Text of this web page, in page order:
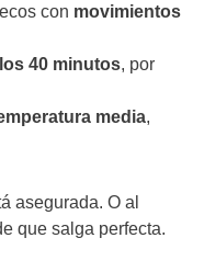
con movimientos
40 minutos, por
media,
asegurada. O al
que salga perfecta.